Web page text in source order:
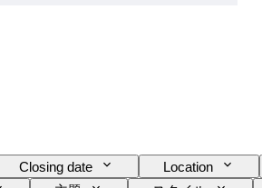
Closing date Location